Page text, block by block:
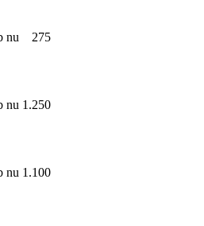
nu 275
nu 1.250
nu 1.100